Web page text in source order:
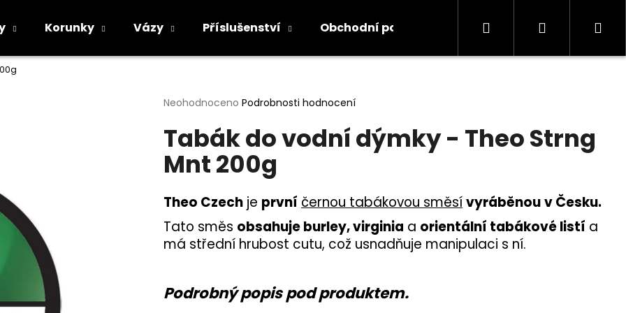
Korunky Vázy Příslušenství Obchodní podmínky Kontakty Informace
Hledat Přihlášení
Průměrné
produktu
0,0
hvězdiček.
Neohodnoceno Podrobnosti hodnocení
Tabák do vodní dýmky - Theo Strng
Mnt 200g
Theo Czech je první černou tabákovou směsívyráběnouv Česku.
Tato směs obsahuje burley, virginia a orientální tabákové listí a
má střední hrubost cutu, což usnadňuje manipulaci s ní.
Podrobný popis pod produktem.
Co potřebujete najít?
HLEDAT